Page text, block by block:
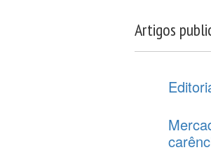
Artigos